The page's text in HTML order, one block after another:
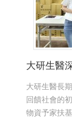
大研生醫長
回饋社會的
物資予家扶